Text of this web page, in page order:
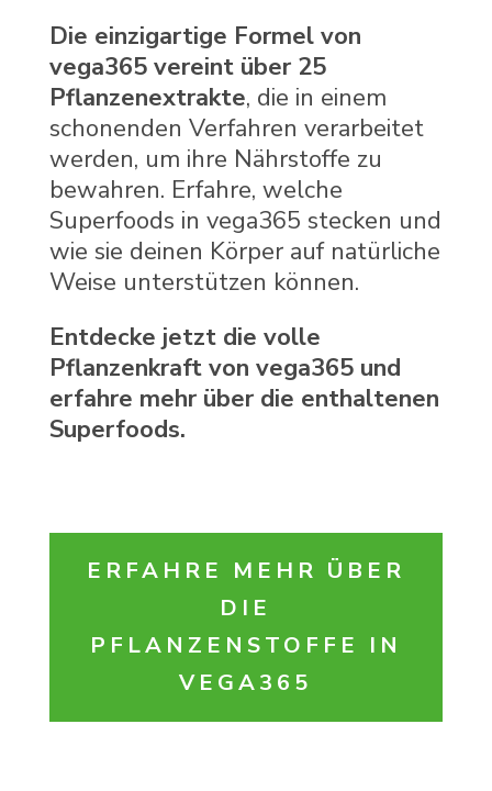
Die einzigartige Formel von
vega365 vereint über 25
Pflanzenextrakte, die in einem
schonenden Verfahren verarbeitet
werden, um ihre Nährstoffe zu
bewahren. Erfahre, welche
Superfoods in vega365 stecken und
wie sie deinen Körper auf natürliche
Weise unterstützen können.
Entdecke jetzt die volle
Pflanzenkraft von vega365 und
erfahre mehr über die enthaltenen
Superfoods.
ERFAHRE MEHR ÜBER
DIE
PFLANZENSTOFFE IN
VEGA365